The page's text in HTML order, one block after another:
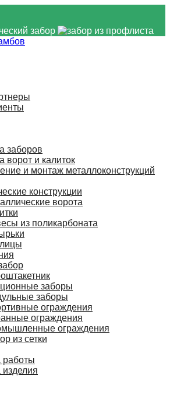
заборов
ворот и калиток
и монтаж металлоконструкций
конструкции
ворота
из поликарбоната
заборы
заборы
ограждения
ограждения
ограждения
из сетки
работы